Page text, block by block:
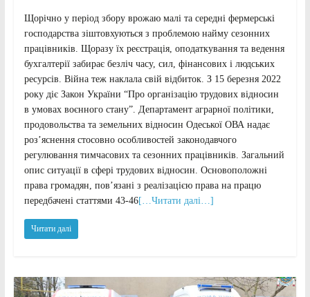
Щорічно у період збору врожаю малі та середні фермерські
господарства зіштовхуються з проблемою найму сезонних
працівників. Щоразу їх реєстрація, оподаткування та ведення
бухгалтерії забирає безліч часу, сил, фінансових і людських
ресурсів. Війна теж наклала свій відбиток. З 15 березня 2022
року діє Закон України “Про організацію трудових відносин
в умовах воєнного стану”. Департамент аграрної політики,
продовольства та земельних відносин Одеської ОВА надає
роз’яснення стосовно особливостей законодавчого
регулювання тимчасових та сезонних працівників. Загальний
опис ситуації в сфері трудових відносин. Основоположні
права громадян, пов’язані з реалізацією права на працю
передбачені статтями 43-46[…Читати далі…]
Читати далі